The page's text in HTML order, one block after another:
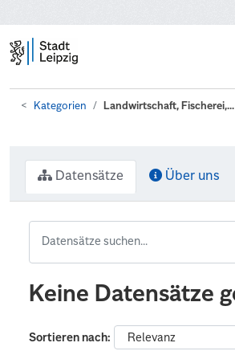
Kategorien Landwirtschaft, Fischerei,...
Datensätze Über uns
Keine Datensätze
Sortieren nach